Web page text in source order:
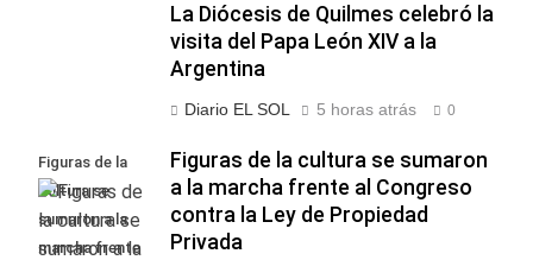
La Diócesis de Quilmes celebró la
visita del Papa León XIV a la
Argentina
Diario EL SOL 5 horas atrás 0
Figuras de la
cultura se
sumaron a la
marcha frente
Figuras de la cultura se sumaron
a la marcha frente al Congreso
contra la Ley de Propiedad
Privada